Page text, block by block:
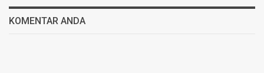
KOMENTAR ANDA